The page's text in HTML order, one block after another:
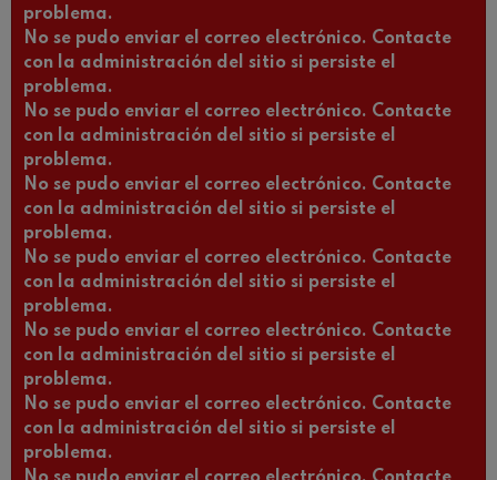
problema.
No se pudo enviar el correo electrónico. Contacte
con la administración del sitio si persiste el
problema.
No se pudo enviar el correo electrónico. Contacte
con la administración del sitio si persiste el
problema.
No se pudo enviar el correo electrónico. Contacte
con la administración del sitio si persiste el
problema.
No se pudo enviar el correo electrónico. Contacte
con la administración del sitio si persiste el
problema.
No se pudo enviar el correo electrónico. Contacte
con la administración del sitio si persiste el
problema.
No se pudo enviar el correo electrónico. Contacte
con la administración del sitio si persiste el
problema.